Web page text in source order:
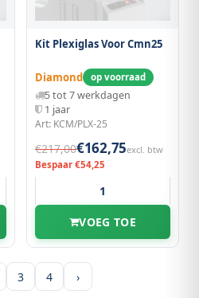
Kit Plexiglas Voor Cmn25
Diamond op voorraad
5 tot 7 werkdagen
1 jaar
Art: KCM/PLX-25
€217,00€162,75excl. btw
Bespaar €54,25
VOEG TOE
3 4 ›